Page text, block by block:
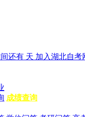
还有 天 加入湖北自考
成绩查询